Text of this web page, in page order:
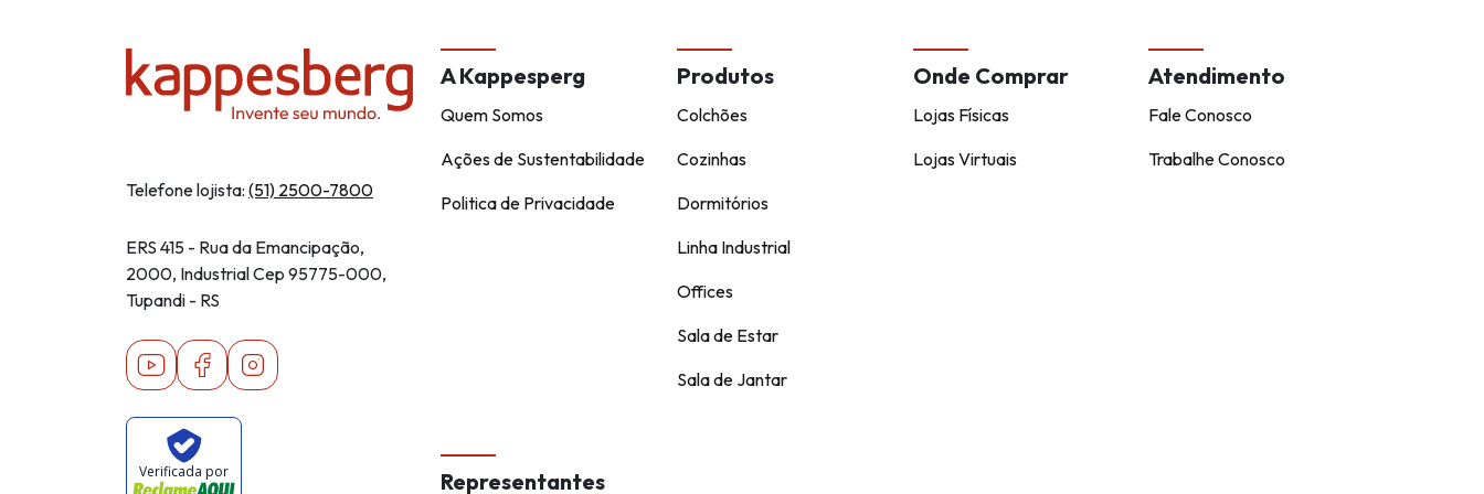
Telefone lojista: (51) 2500-7800
ERS 415 - Rua da Emancipação,
2000, Industrial Cep 95775-000,
Tupandi - RS
YoutubeFacebookInstagram
Verificada por
A Kappesperg
Quem Somos
Ações de Sustentabilidade
Politica de Privacidade
Produtos
Colchões
Cozinhas
Dormitórios
Linha Industrial
Offices
Sala de Estar
Sala de Jantar
Onde Comprar
Lojas Físicas
Lojas Virtuais
Atendimento
Fale Conosco
Trabalhe Conosco
Representantes